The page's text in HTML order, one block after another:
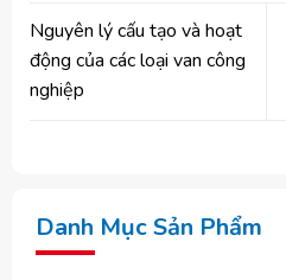
Nguyên lý cấu tạo và hoạt
động của các loại van công
nghiệp
Danh Mục Sản Phẩm